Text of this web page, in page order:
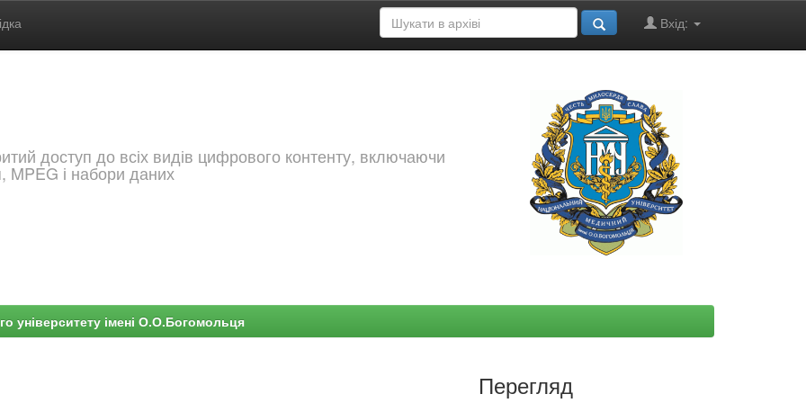
Вхід:
доступ до всіх видів цифрового контенту, включаючи
MPEG і набори даних
університету імені О.О.Богомольця
Перегляд